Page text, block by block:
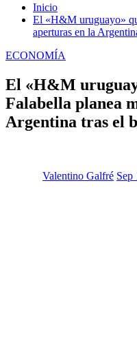
Inicio
El «H&M uruguayo»
aperturas en la
ECONOMÍA
El «H&M
Falabella planea
Argentina tras el
Valentino Galfré Sep